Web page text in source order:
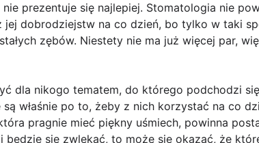
prezentuje się najlepiej. Stomatologia nie
dobrodziejstw na co dzień, bo tylko w taki
zębów. Niestety nie ma już więcej par,
dla nikogo tematem, do którego podchodzi
właśnie po to, żeby z nich korzystać na co
pragnie mieć piękny uśmiech, powinna
będzie się zwlekać, to może się okazać, że